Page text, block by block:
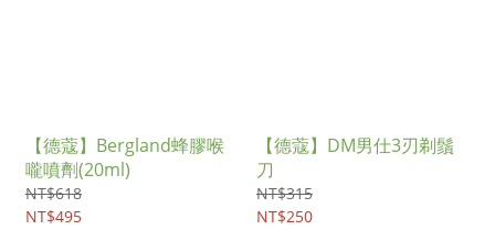
【德蔻】Bergland蜂膠喉
嚨噴劑(20ml)
NT$618
NT$495
【德蔻】DM男仕3刃剃鬚
刀
NT$315
NT$250